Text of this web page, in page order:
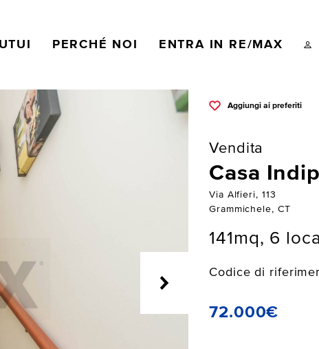
PERCHÉ NOI ENTRA IN RE/MAX
Aggiungi ai preferiti
Vendita
Casa
Via Alfieri, 113
Grammichele, CT
141mq, 6
Codice di
72.000€